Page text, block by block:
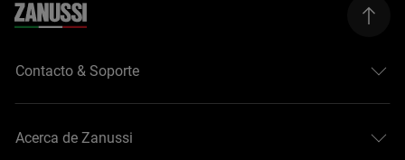
Contacto & Soporte
Acerca de Zanussi